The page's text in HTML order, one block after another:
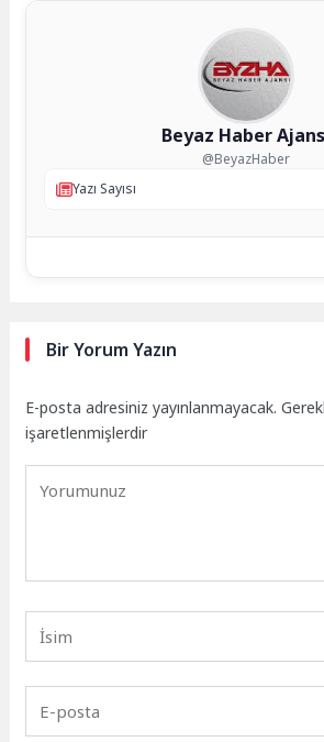
Beyaz Haber
@BeyazHaber
Yazı Sayısı
Bir Yorum Yazın
E-posta adresiniz yayınlanmayacak.
işaretlenmişlerdir